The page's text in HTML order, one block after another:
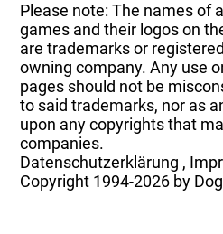
Please note: The names of
games and their logos on
are trademarks or
owning company. Any use
pages should not be
to said trademarks, nor as
upon any copyrights that
companies.
Datenschutzerklärung ,
Copyright 1994-2026 by